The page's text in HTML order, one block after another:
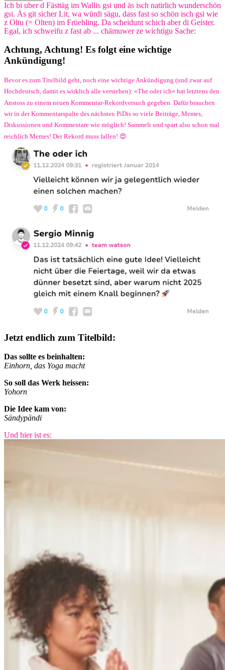
Ich bi uber d Fästtäg im Wallis gsi und äs isch natirlich wunderschön
gsi. Äs git sicher Lit, wa würdi sägu, dass fast so schön isch gsi wie
z Oltu (= Olten) im Früehling. Da scheidunt schich aber di Geister.
Egal, ich schweifu z fast ab ... chämuwer ze wichtigu Sache:
Achtung, Achtung! Es folgt eine wichtige
Ankündigung!
Bevor es zum Titelbild geht, noch eine wichtige Ankündigung (und zwar auf
Hochdeutsch, damit es wirklich alle verstehen): «The oder ich» hat letztens den
Anstoss zu einem neuen Kommentar-Rekordversuch gegeben. Dafür brauchen
wir in der Kommentarspalte des nächsten PiDis so viele Beiträge, Memes,
Diskussionen und Kommentare wie möglich! Sammelt und spart also schon mal
reichlich Memes! Der Rekord muss fallen! 😍
Jetzt endlich zum Titelbild:
Das sollte es beinhalten:
Einhorn, das Yoga macht
So soll das Werk heissen:
Yohorn
Die Idee kam von:
Sändypändi
Und hier ist es: